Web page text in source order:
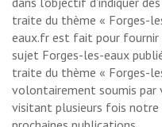
traite du thème « Forges-
eaux.fr est fait pour fournir
sujet Forges-les-eaux
traite du thème « Forges-
volontairement soumis par
visitant plusieurs fois notre